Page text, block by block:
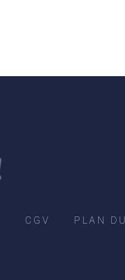
CGV PLAN